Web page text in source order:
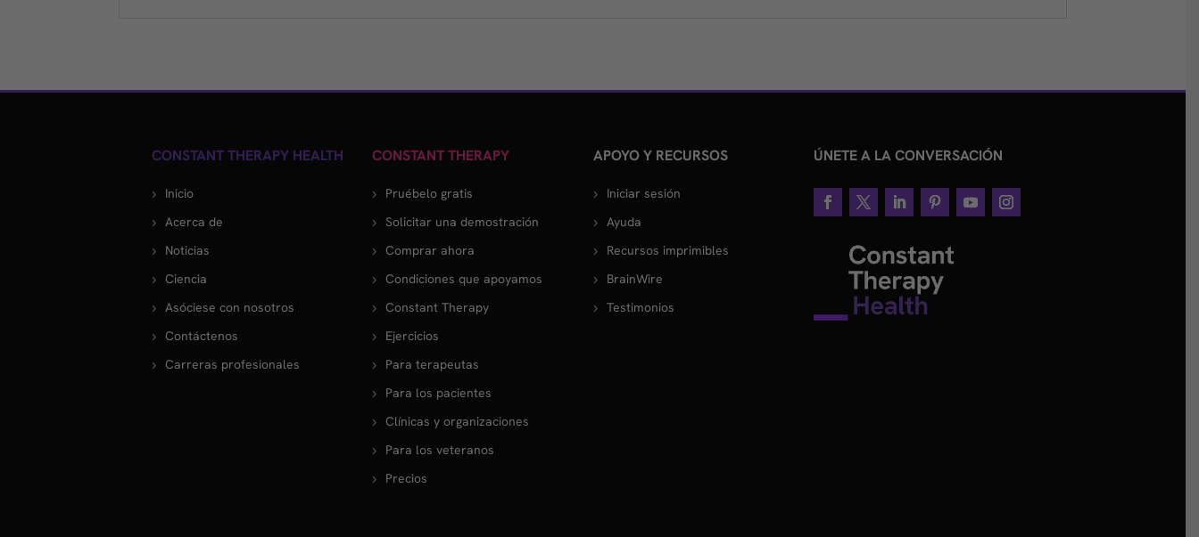
CONSTANT THERAPY HEALTH
Inicio
Acerca de
Noticias
Ciencia
Asóciese con nosotros
Contáctenos
Carreras profesionales
CONSTANT THERAPY
Pruébelo gratis
Solicitar una demostración
Comprar ahora
Condiciones que apoyamos
Constant Therapy
Ejercicios
Para terapeutas
Para los pacientes
Clínicas y organizaciones
Para los veteranos
Precios
APOYO Y RECURSOS
Iniciar sesión
Ayuda
Recursos imprimibles
BrainWire
Testimonios
ÚNETE A LA CONVERSACIÓN